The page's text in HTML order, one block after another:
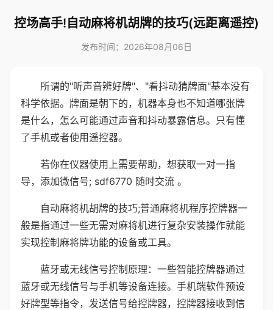
控场高手!自动麻将机胡牌的技巧(远距离遥控)
发布时间：2026年08月06日
所谓的"听声音辨好牌"、"看抖动猜牌面"基本没有
科学依据。牌面是朝下的，机器本身也不知道哪张牌
是什么，怎么可能通过声音和抖动暴露信息。只有懂
了手机或者使用遥控器。
若你在仪器使用上需要帮助，想获取一对一指
导，添加微信号; sdf6770 随时交流 。
自动麻将机胡牌的技巧;普通麻将机程序控牌器一
般是指通过一些无需对麻将机进行复杂安装操作就能
实现控制麻将牌功能的设备或工具。
蓝牙或无线信号控制原理：一些智能控牌器通过
蓝牙或无线信号与手机等设备连接。手机端软件预设
好牌型等指令，发送信号给控牌器，控牌器接收到信